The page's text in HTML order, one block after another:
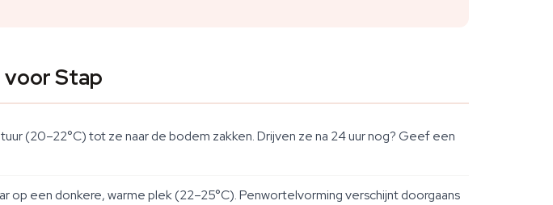
voor Stap
(20–22°C) tot ze naar de bodem zakken. Drijven ze na 24 uur nog? Geef een
op een donkere, warme plek (22–25°C). Penwortelvorming verschijnt doorgaans